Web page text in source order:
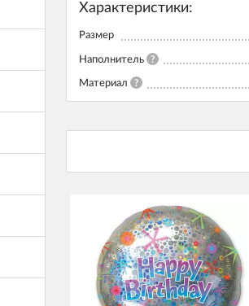
Характеристики:
Размер
Наполнитель ?
Материал ?